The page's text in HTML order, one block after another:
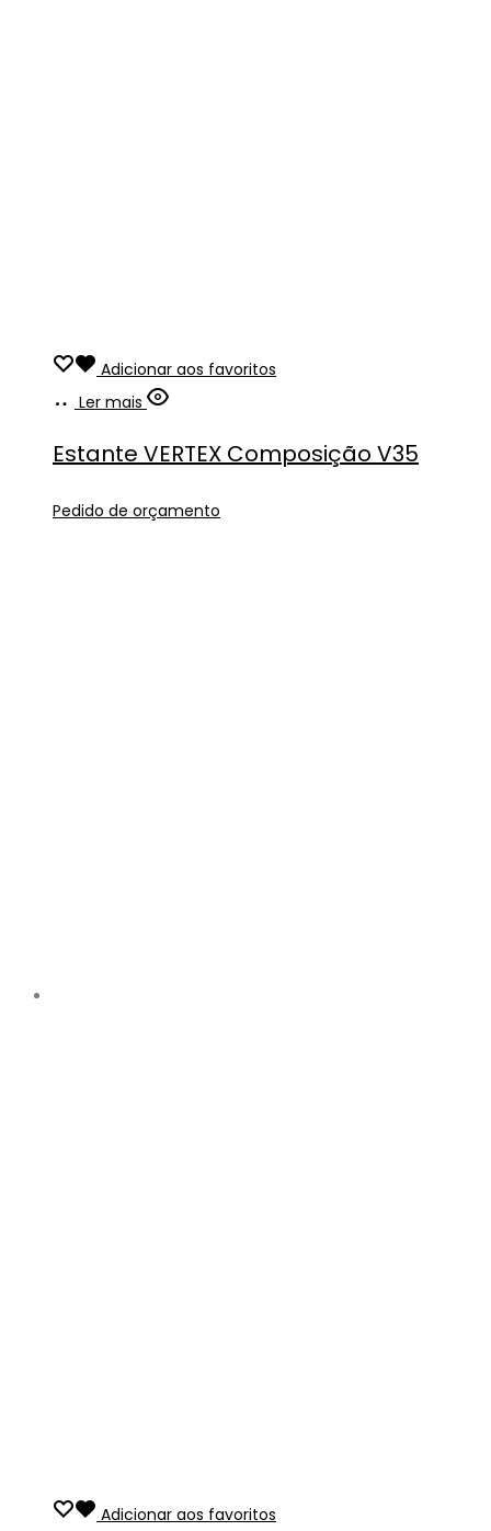
Adicionar aos favoritos
Ler mais
Estante VERTEX Composição V35
Pedido de orçamento
Adicionar aos favoritos